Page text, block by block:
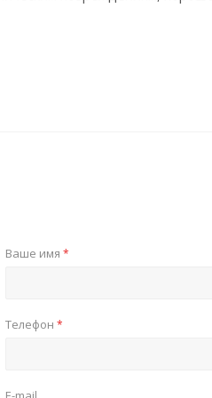
Ваше имя *
Телефон *